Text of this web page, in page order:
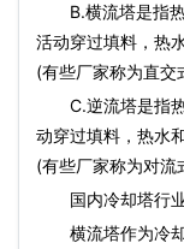
B.横流塔是指热
活动穿过填料，热
(有些厂家称为直交
C.逆流塔是指热
动穿过填料，热水
(有些厂家称为对流
国内冷却塔行业
横流塔作为冷却